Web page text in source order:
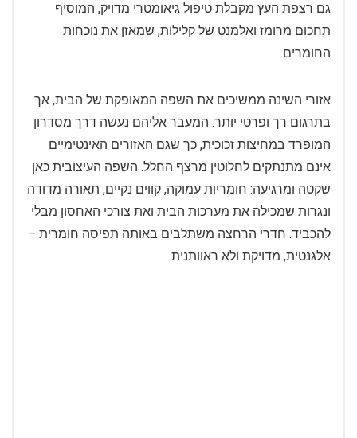
גם רצפת העץ מקבלת טיפול גיאומטרי מדויק, המוסיף
תחכום מרומז ואלמנט של קלילות, שמאזן את נוכחות
החומרים.
אזורי השינה ממשיכים את השפה המאופקת של הבית, אך
בתרגום רך ופרטי יותר. המעבר אליהם נעשה דרך מסדרון
המופרד במחיצות זכוכית, כך שגם האזורים האינטימיים
אינם מתנתקים לחלוטין מרצף החלל. השפה העיצובית כאן
שקטה ומרגיעה: חומריות עמוקה, קווים נקיים, תאורה מדודה
ונגרות שמכילה את מערכות הבית ואת צורכי האחסון מבלי
להכביד. חדרי הרחצה משתלבים באותה תפיסה חומרית –
אלגנטית, מדויקת ולא ראוותנית.